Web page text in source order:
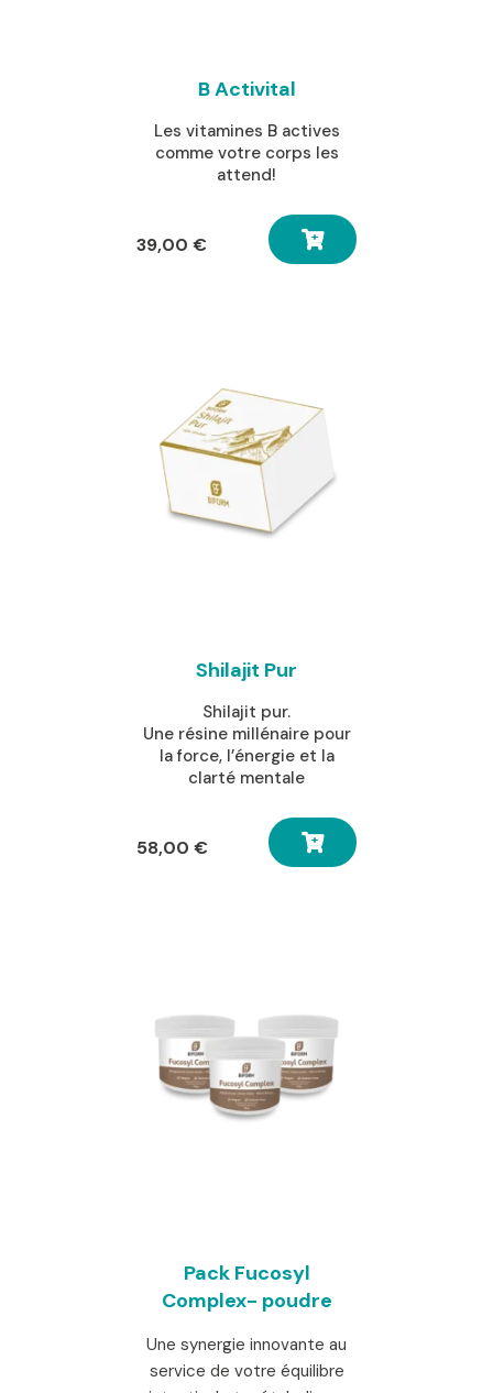
B Activital
Les vitamines B actives
comme votre corps les
attend!
39,00 €
Shilajit Pur
Shilajit pur.
Une résine millénaire pour
la force, l’énergie et la
clarté mentale
58,00 €
Pack Fucosyl
Complex- poudre
Une synergie innovante au
service de votre équilibre